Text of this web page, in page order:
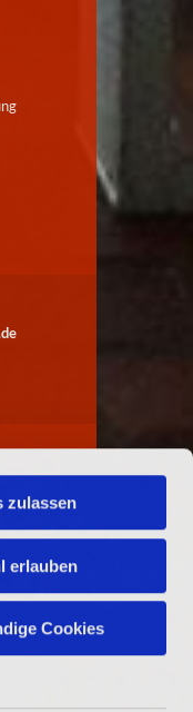
zulassen
erlauben
Cookies